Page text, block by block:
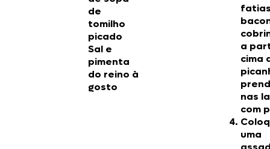
de
tomilho
picado
Sal e
pimenta
do reino à
gosto
a
cima
nas
com
uma